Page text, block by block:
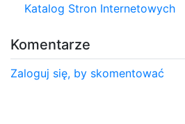
Katalog Stron Internetowych
Komentarze
Zaloguj się, by skomentować